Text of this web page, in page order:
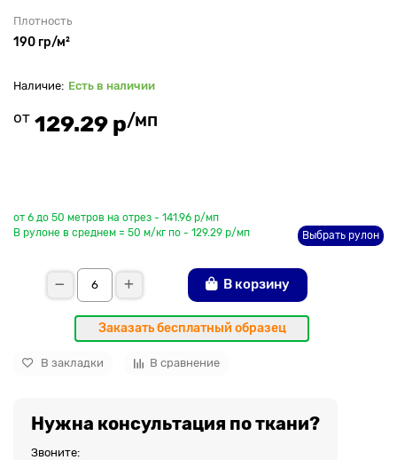
Плотность
190 гр/м²
Есть в наличии
от 129.29 р/мп
от 6 до 50 метров на отрез - 141.96 р/мп
В рулоне в среднем = 50 м/кг по - 129.29 р/мп
Выбрать рулон
В корзину
Заказать бесплатный образец
В закладки В сравнение
Нужна консультация по ткани?
Звоните: